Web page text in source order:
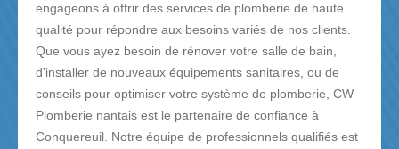
engageons à offrir des services de plomberie de haute
qualité pour répondre aux besoins variés de nos clients.
Que vous ayez besoin de rénover votre salle de bain,
d'installer de nouveaux équipements sanitaires, ou de
conseils pour optimiser votre système de plomberie, CW
Plomberie nantais est le partenaire de confiance à
Conquereuil. Notre équipe de professionnels qualifiés est